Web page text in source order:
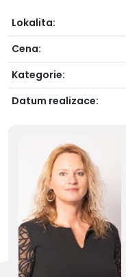
Lokalita:
Cena:
Kategorie:
Datum realizace: